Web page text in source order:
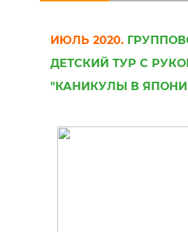
ИЮЛЬ 2020.
ДЕТСКИЙ ТУР С
"КАНИКУЛЫ В